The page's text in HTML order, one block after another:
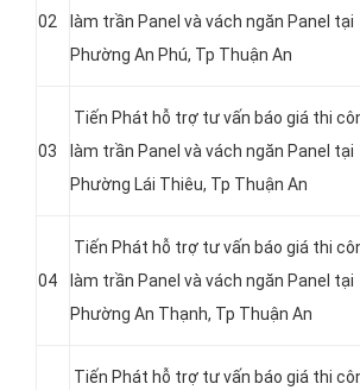
02
làm trần Panel và vách ngăn Panel tại
Phường An Phú, Tp Thuận An
03
Tiến Phát hỗ trợ tư vấn báo giá thi
làm trần Panel và vách ngăn Panel tại
Phường Lái Thiêu, Tp Thuận An
04
Tiến Phát hỗ trợ tư vấn báo giá thi
làm trần Panel và vách ngăn Panel tại
Phường An Thạnh, Tp Thuận An
Tiến Phát hỗ trợ tư vấn báo giá thi